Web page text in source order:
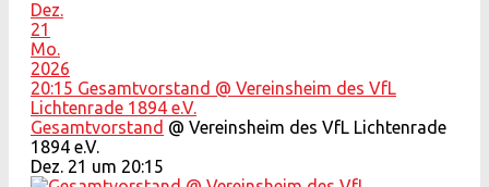
Dez.
21
Mo.
2026
20:15 Gesamtvorstand @ Vereinsheim des VfL
Lichtenrade 1894 e.V.
Gesamtvorstand @ Vereinsheim des VfL Lichtenrade
1894 e.V.
Dez. 21 um 20:15